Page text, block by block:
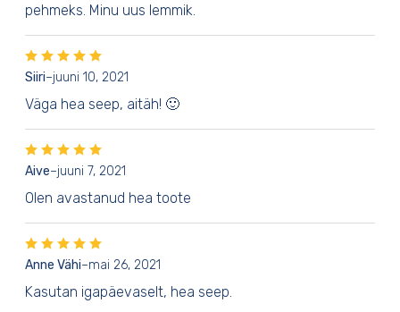
pehmeks. Minu uus lemmik.
Siiri–juuni 10, 2021
Väga hea seep, aitäh! 🙂
Aive–juuni 7, 2021
Olen avastanud hea toote
Anne Vähi–mai 26, 2021
Kasutan igapäevaselt, hea seep.